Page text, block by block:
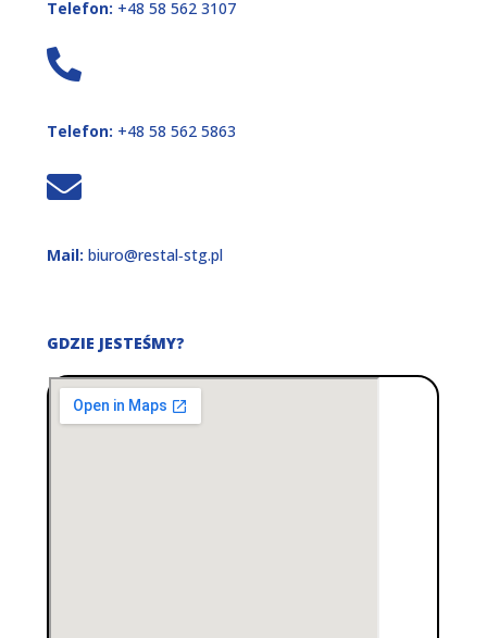
Telefon: +48 58 562 3107
Telefon: +48 58 562 5863
Mail: biuro@restal‑stg.pl
GDZIE JESTEŚMY?